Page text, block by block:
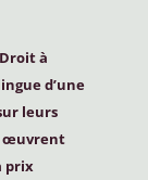
à
d’une
leurs
œuvrent
prix